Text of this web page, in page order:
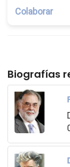
Colaborar
Biografías